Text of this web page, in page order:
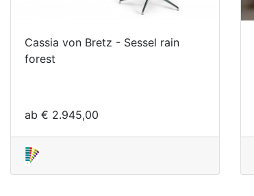
Cassia von Bretz - Sessel rain
forest
ab € 2.945,00